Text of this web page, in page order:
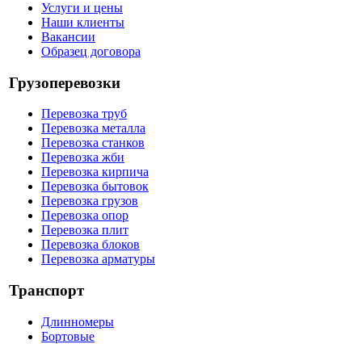
Услуги и цены
Наши клиенты
Вакансии
Образец договора
Грузоперевозки
Перевозка труб
Перевозка металла
Перевозка станков
Перевозка жби
Перевозка кирпича
Перевозка бытовок
Перевозка грузов
Перевозка опор
Перевозка плит
Перевозка блоков
Перевозка арматуры
Транспорт
Длинномеры
Бортовые